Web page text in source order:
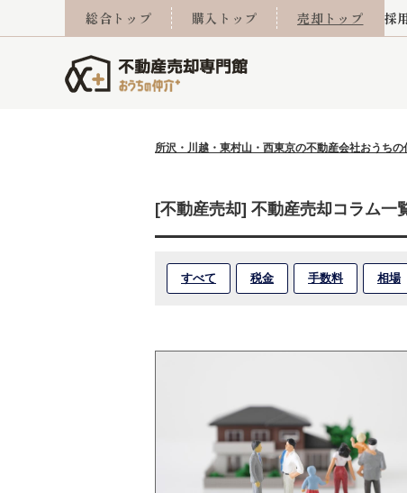
総合トップ 購入トップ 売却トップ 採
西東京市 東久留米市 東村山市
小手指営業所 所沢営業所 東所沢
所沢・川越・東村山・西東京の不動産会社おうちの
[不動産売却] 不動産売却コラム一
すべて 税金 手数料 相場